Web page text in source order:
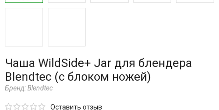
Чаша WildSide+ Jar для блендера
Blendtec (с блоком ножей)
Бренд:Blendtec
Оставить отзыв